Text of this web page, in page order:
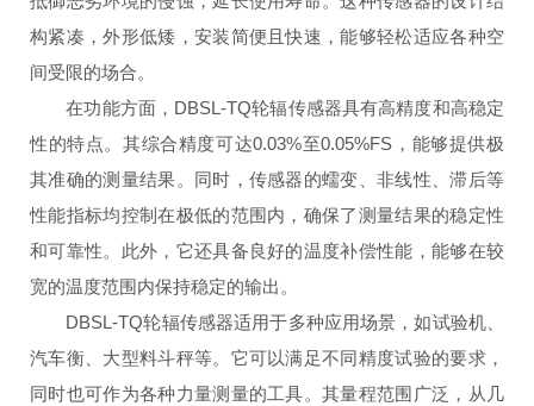
构紧凑，外形低矮，安装简便且快速，能够轻松适应各种空
间受限的场合。
在功能方面，DBSL-TQ轮辐传感器具有高精度和高稳定
性的特点。其综合精度可达0.03%至0.05%FS，能够提供极
其准确的测量结果。同时，传感器的蠕变、非线性、滞后等
性能指标均控制在极低的范围内，确保了测量结果的稳定性
和可靠性。此外，它还具备良好的温度补偿性能，能够在较
宽的温度范围内保持稳定的输出。
DBSL-TQ轮辐传感器适用于多种应用场景，如试验机、
汽车衡、大型料斗秤等。它可以满足不同精度试验的要求，
同时也可作为各种力量测量的工具。其量程范围广泛，从几